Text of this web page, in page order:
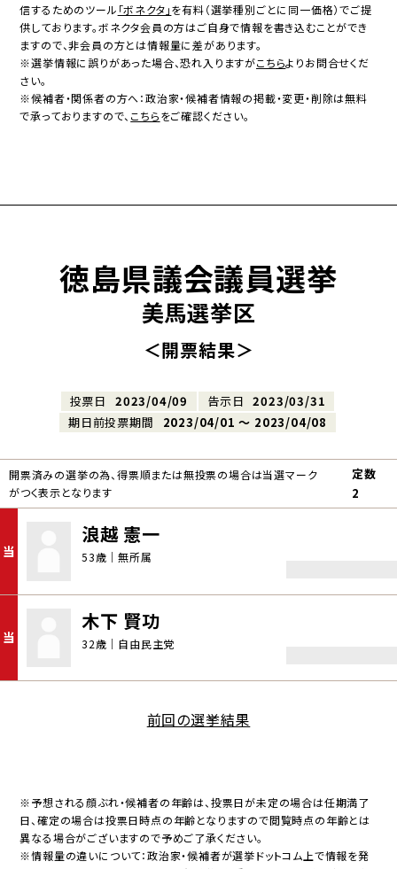
信するためのツール 「ボネクタ」を有料（選挙種別ごとに同一価格）でご提
供しております。ボネクタ会員の方はご自身で情報を書き込むことができ
ますので、非会員の方とは情報量に差があります。
※選挙情報に誤りがあった場合、恐れ入りますがこちらよりお問合せくだ
さい。
※候補者・関係者の方へ：政治家・候補者情報の掲載・変更・削除は無料
で承っておりますので、 こちらをご確認ください。
徳島県議会議員選挙
美馬選挙区
＜開票結果＞
投票日 2023/04/09 告示日
2023/03/31
期日前投票期間
2023/04/01 〜 2023/04/08
開票済みの選挙の為、得票順または無投票の場合は当選マーク
がつく表示となります
定数
2
当
浪越 憲一
53歳｜無所属
当
木下 賢功
32歳｜自由民主党
前回の選挙結果
※予想される顔ぶれ・候補者の年齢は、投票日が未定の場合は任期満了
日、確定の場合は投票日時点の年齢となりますので閲覧時点の年齢とは
異なる場合がございますので予めご了承ください。
※情報量の違いについて：政治家・候補者が選挙ドットコム上で情報を発